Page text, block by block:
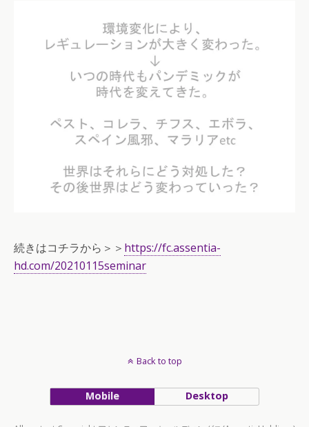
続きはコチラから＞＞ https://fc.assentia-
hd.com/20210115seminar
Back to top
Mobile Desktop